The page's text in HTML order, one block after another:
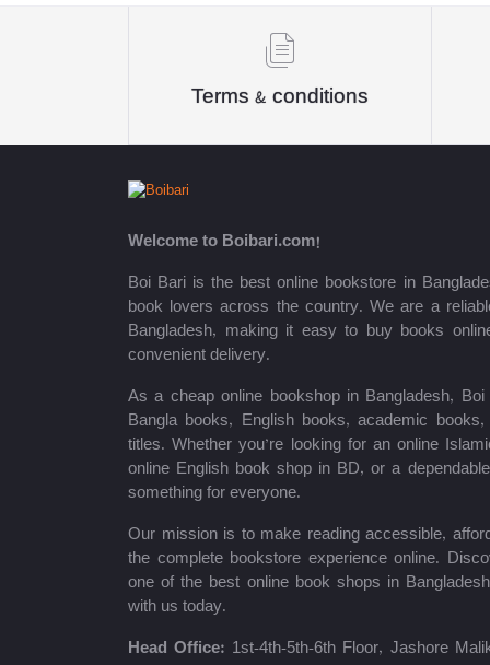
Authentic Publication
Easy Publications
হিয়া প্রকাশনা
Preceptor's Publications
জয় পাবলির্সাস
ক্যারিয়ার পাবলিকেশন্স
রুশদা প্রকাশ
সমকালীন প্রকাশন
ফিট লাইফ পাবলিকেশন
Terms & conditions
Welcome to Boibari.com!
Boi Bari is the best online bookstore in
book lovers across the country. We are a
Bangladesh, making it easy to buy books
convenient delivery.
As a cheap online bookshop in Bangladesh,
Bangla books, English books, academic
titles. Whether you’re looking for an online
online English book shop in BD, or a
something for everyone.
Our mission is to make reading accessible,
the complete bookstore experience online.
one of the best online book shops in
with us today.
Head Office: 1st-4th-5th-6th Floor, Jashore